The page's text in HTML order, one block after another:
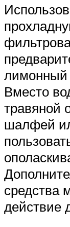
лимонный
Вместо
травяной
шалфей
средства
действие